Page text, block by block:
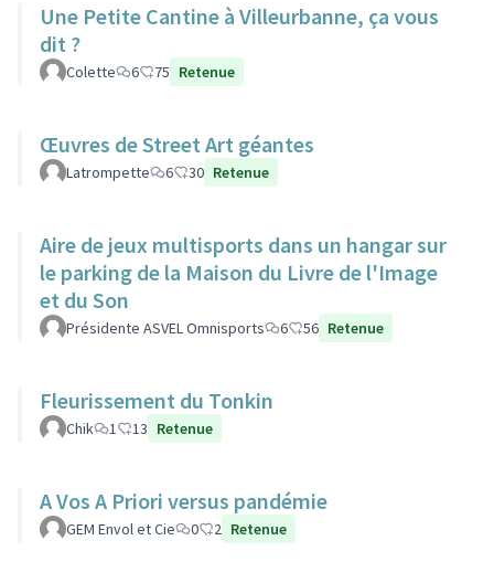
Une Petite Cantine à Villeurbanne, ça vous
dit ?
Colette 6 75 Retenue
Œuvres de Street Art géantes
Latrompette 6 30 Retenue
Aire de jeux multisports dans un hangar sur
le parking de la Maison du Livre de l'Image
et du Son
Présidente ASVEL Omnisports 6 56 Retenue
Fleurissement du Tonkin
Chik 1 13 Retenue
A Vos A Priori versus pandémie
GEM Envol et Cie 0 2 Retenue